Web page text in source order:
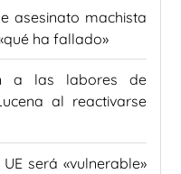
asesinato machista
ha fallado»
a las labores de
al reactivarse
será «vulnerable»